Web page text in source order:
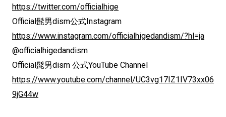
https://twitter.com/officialhige
Official髭男dism公式Instagram
https://www.instagram.com/officialhigedandism/?hl=ja
@officialhigedandism
Official髭男dism 公式YouTube Channel
https://www.youtube.com/channel/UC3vg17IZ1IV73xx06
9jG44w